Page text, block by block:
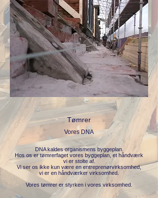
Tømrer
Vores DNA
DNA kaldes organismens byggeplan.
Hos os er tømrerfaget vores byggeplan, et håndværk
vi er stolte af.
Vi ser os ikke kun være en entreprenørvirksomhed,
vi er en håndværker virksomhed.
Vores tømrer er styrken i vores virksomhed.